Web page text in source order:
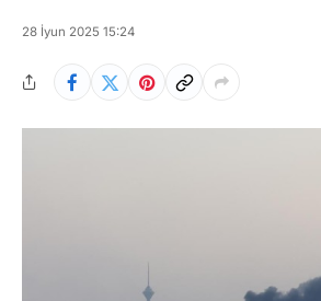
28 İyun 2025 15:24